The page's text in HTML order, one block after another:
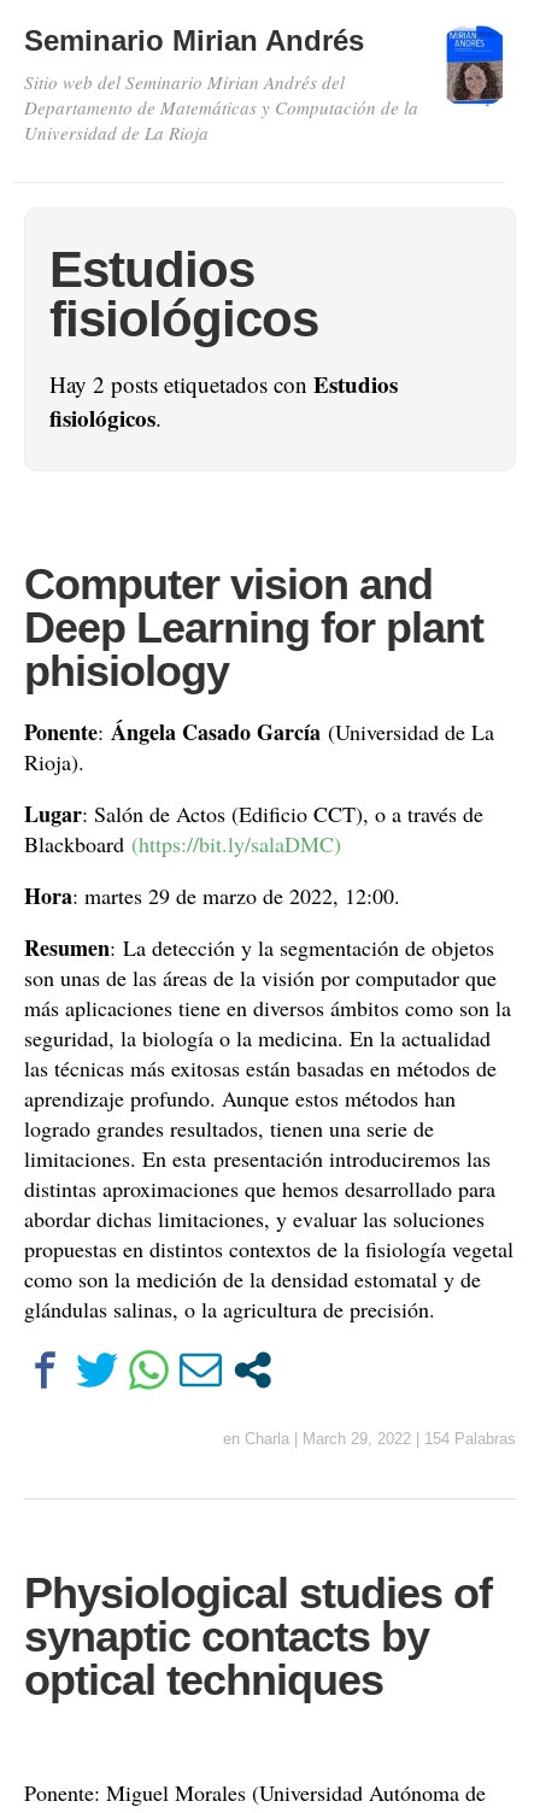
Seminario Mirian Andrés
Sitio web del Seminario Mirian Andrés del
Departamento de Matemáticas y Computación de la
Universidad de La Rioja
Estudios
fisiológicos
Hay 2 posts etiquetados con Estudios
fisiológicos.
Computer vision and
Deep Learning for plant
phisiology
Ponente: Ángela Casado García (Universidad de La
Rioja).
Lugar: Salón de Actos (Edificio CCT), o a través de
Blackboard (https://bit.ly/salaDMC)
Hora: martes 29 de marzo de 2022, 12:00.
Resumen: La detección y la segmentación de objetos
son unas de las áreas de la visión por computador que
más aplicaciones tiene en diversos ámbitos como son la
seguridad, la biología o la medicina. En la actualidad
las técnicas más exitosas están basadas en métodos de
aprendizaje profundo. Aunque estos métodos han
logrado grandes resultados, tienen una serie de
limitaciones. En esta presentación introduciremos las
distintas aproximaciones que hemos desarrollado para
abordar dichas limitaciones, y evaluar las soluciones
propuestas en distintos contextos de la fisiología vegetal
como son la medición de la densidad estomatal y de
glándulas salinas, o la agricultura de precisión.
en Charla March 29, 2022 154 Palabras
Physiological studies of
synaptic contacts by
optical techniques
Ponente: Miguel Morales (Universidad Autónoma de